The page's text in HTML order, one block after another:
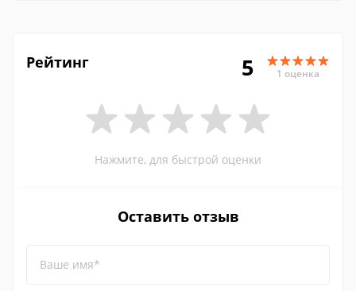
Рейтинг 5 1 оценка
Нажмите, для быстрой оценки
Оставить отзыв
Ваше имя*